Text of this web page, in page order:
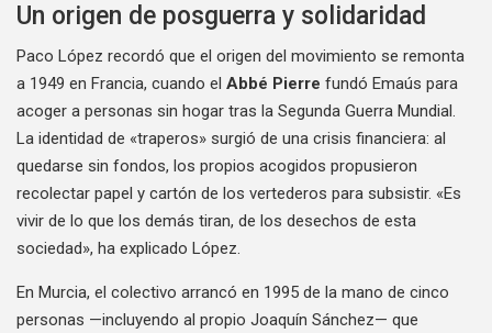
Un origen de posguerra y solidaridad
Paco López recordó que el origen del movimiento se remonta
a 1949 en Francia, cuando el Abbé Pierre fundó Emaús para
acoger a personas sin hogar tras la Segunda Guerra Mundial.
La identidad de «traperos» surgió de una crisis financiera: al
quedarse sin fondos, los propios acogidos propusieron
recolectar papel y cartón de los vertederos para subsistir. «Es
vivir de lo que los demás tiran, de los desechos de esta
sociedad», ha explicado López.
En Murcia, el colectivo arrancó en 1995 de la mano de cinco
personas —incluyendo al propio Joaquín Sánchez— que